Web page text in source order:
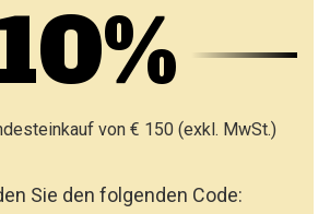
von € 150 (exkl. MwSt.)
Sie den folgenden Code: